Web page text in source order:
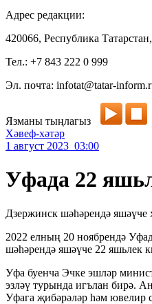
Адрес редакции:
420066, Республика
Тел.: +7 843 222 0 999
Эл. почта: infotat@tatar-
Язманы тыңлагыз
Хәвеф-хәтәр
1 август 2023 03:00
Уфада 22
Дзержинск шәһәрендә яшәүче
2022 елның 20 ноябрендә
шәһәрендә яшәүче 22 яшьлек
Уфа буенча Эчке эшләр
эзләү турында игълан бирә.
Уфага җибәрәләр һәм ювелир